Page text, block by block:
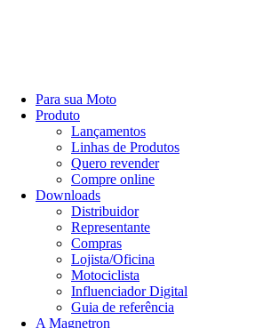
Para sua Moto
Produto
Lançamentos
Linhas de Produtos
Quero revender
Compre online
Downloads
Distribuidor
Representante
Compras
Lojista/Oficina
Motociclista
Influenciador Digital
Guia de referência
A Magnetron